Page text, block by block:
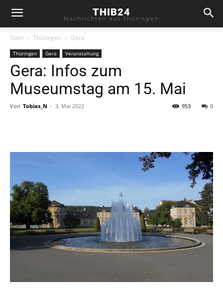
THIB24
Nachrichten aus Thüringen
Start Thüringen Gera
Thüringen Gera Veranstaltung
Gera: Infos zum
Museumstag am 15. Mai
Von Tobias_N - 3. Mai 2022 0
953